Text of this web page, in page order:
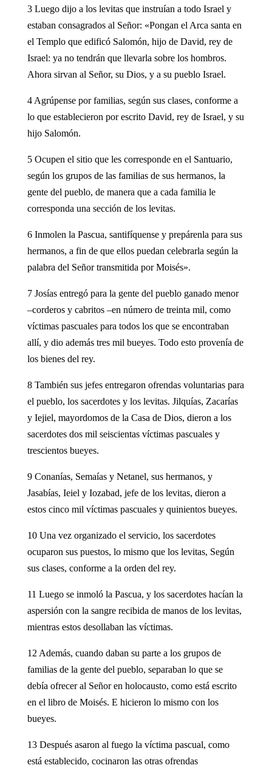
3 Luego dijo a los levitas que instruían a todo Israel y
estaban consagrados al Señor: «Pongan el Arca santa en
el Templo que edificó Salomón, hijo de David, rey de
Israel: ya no tendrán que llevarla sobre los hombros.
Ahora sirvan al Señor, su Dios, y a su pueblo Israel.
4 Agrúpense por familias, según sus clases, conforme a
lo que establecieron por escrito David, rey de Israel, y su
hijo Salomón.
5 Ocupen el sitio que les corresponde en el Santuario,
según los grupos de las familias de sus hermanos, la
gente del pueblo, de manera que a cada familia le
corresponda una sección de los levitas.
6 Inmolen la Pascua, santifíquense y prepárenla para sus
hermanos, a fin de que ellos puedan celebrarla según la
palabra del Señor transmitida por Moisés».
7 Josías entregó para la gente del pueblo ganado menor
–corderos y cabritos –en número de treinta mil, como
víctimas pascuales para todos los que se encontraban
allí, y dio además tres mil bueyes. Todo esto provenía de
los bienes del rey.
8 También sus jefes entregaron ofrendas voluntarias para
el pueblo, los sacerdotes y los levitas. Jilquías, Zacarías
y Iejiel, mayordomos de la Casa de Dios, dieron a los
sacerdotes dos mil seiscientas víctimas pascuales y
trescientos bueyes.
9 Conanías, Semaías y Netanel, sus hermanos, y
Jasabías, Ieiel y Iozabad, jefe de los levitas, dieron a
estos cinco mil víctimas pascuales y quinientos bueyes.
10 Una vez organizado el servicio, los sacerdotes
ocuparon sus puestos, lo mismo que los levitas, Según
sus clases, conforme a la orden del rey.
11 Luego se inmoló la Pascua, y los sacerdotes hacían la
aspersión con la sangre recibida de manos de los levitas,
mientras estos desollaban las víctimas.
12 Además, cuando daban su parte a los grupos de
familias de la gente del pueblo, separaban lo que se
debía ofrecer al Señor en holocausto, como está escrito
en el libro de Moisés. E hicieron lo mismo con los
bueyes.
13 Después asaron al fuego la víctima pascual, como
está establecido, cocinaron las otras ofrendas